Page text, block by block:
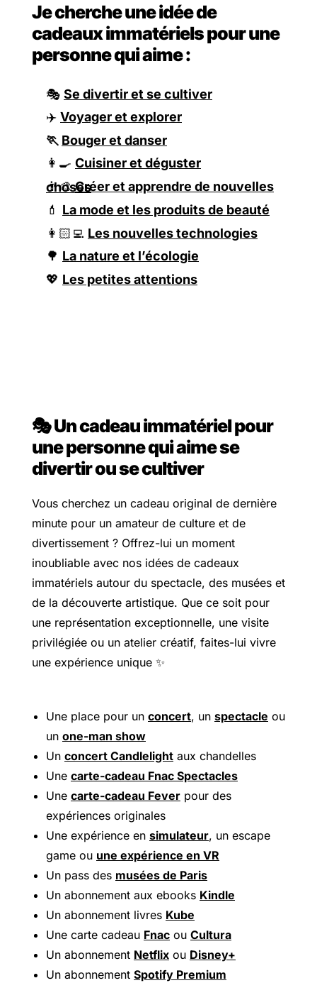
Je cherche une idée de
cadeaux immatériels pour une
personne qui aime :
🎭 Se divertir et se cultiver
✈️ Voyager et explorer
🏃 Bouger et danser
👩‍🍳 Cuisiner et déguster
👨‍🎨
Créer et apprendre de nouvelles choses
💄 La mode et les produits de beauté
👩🏻‍💻 Les nouvelles technologies
🌳 La nature et l’écologie
💖 Les petites attentions
🎭 Un cadeau immatériel pour
une personne qui aime se
divertir ou se cultiver
Vous cherchez un cadeau original de dernière
minute pour un amateur de culture et de
divertissement ? Offrez-lui un moment
inoubliable avec nos idées de cadeaux
immatériels autour du spectacle, des musées et
de la découverte artistique. Que ce soit pour
une représentation exceptionnelle, une visite
privilégiée ou un atelier créatif, faites-lui vivre
une expérience unique ✨
Une place pour un concert, un spectacle ou
un one-man show
Un concert Candlelight aux chandelles
Une carte-cadeau Fnac Spectacles
Une carte-cadeau Fever pour des
expériences originales
Une expérience en simulateur, un escape
game ou une expérience en VR
Un pass des musées de Paris
Un abonnement aux ebooks Kindle
Un abonnement livres Kube
Une carte cadeau Fnac ou Cultura
Un abonnement Netflix ou Disney+
Un abonnement Spotify Premium